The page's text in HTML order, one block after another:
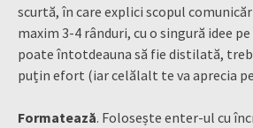
scurtă, în care explici scopul
maxim 3-4 rânduri, cu o singură idee
poate întotdeauna să fie distilată,
puțin efort (iar celălalt te va aprecia
Formatează. Folosește enter-ul cu